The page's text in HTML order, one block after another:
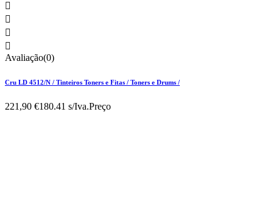




Avaliação(0)
Cru LD 4512/N / Tinteiros Toners e Fitas / Toners e Drums /
221,90 €180.41 s/Iva.Preço